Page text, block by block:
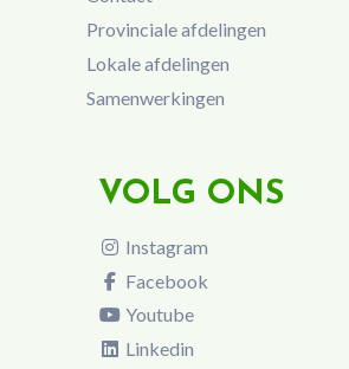
Provinciale afdelingen
Lokale afdelingen
Samenwerkingen
VOLG ONS
Instagram
Facebook
Youtube
Linkedin